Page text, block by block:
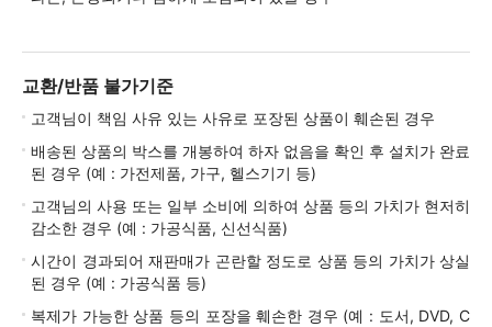
교환/반품 불가기준
고객님이 책임 사유 있는 사유로 포장된 상품이 훼손된 경우
배송된 상품의 박스를 개봉하여 하자 없음을 확인 후 설치가 완료
된 경우 (예 : 가전제품, 가구, 헬스기기 등)
고객님의 사용 또는 일부 소비에 의하여 상품 등의 가치가 현저히
감소한 경우 (예 : 가공식품, 신선식품)
시간이 경과되어 재판매가 곤란할 정도로 상품 등의 가치가 상실
된 경우 (예 : 가공식품 등)
복제가 가능한 상품 등의 포장을 훼손한 경우 (예 : 도서, DVD, C